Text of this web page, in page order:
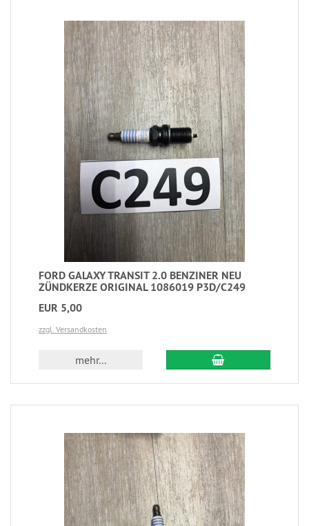
FORD GALAXY TRANSIT 2.0 BENZINER NEU
ZÜNDKERZE ORIGINAL 1086019 P3D/C249
EUR 5,00
zzgl. Versandkosten
mehr...